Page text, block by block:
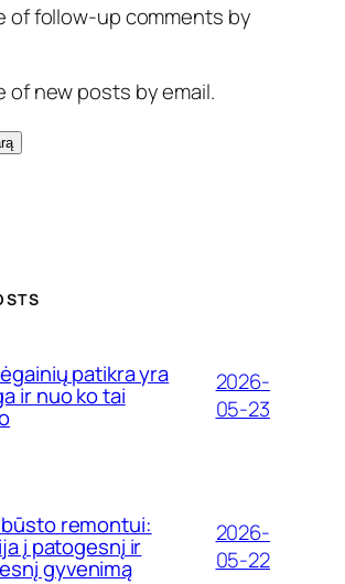
of follow-up comments by
of new posts by email.
patikra yra
ir nuo ko tai
2026-
05-23
būsto remontui:
į patogesnį ir
gyvenimą
2026-
05-22